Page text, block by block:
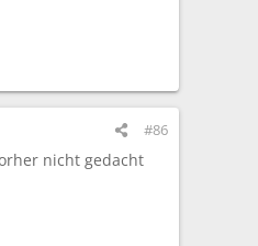
#86
nicht gedacht